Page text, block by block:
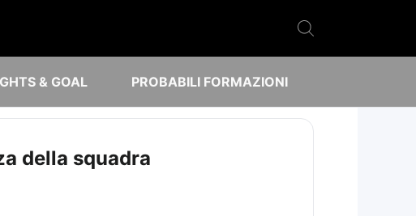
& GOAL PROBABILI FORMAZIONI
della squadra